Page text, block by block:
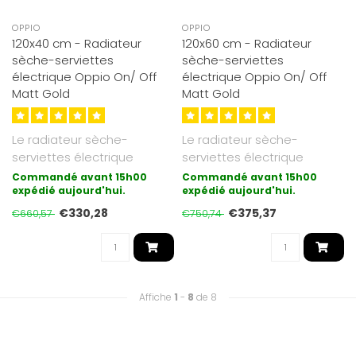
OPPIO
120x40 cm - Radiateur
sèche-serviettes
électrique Oppio On/ Off
Matt Gold
Le radiateur sèche-
serviettes électrique
On/Off d'Oppio est
désormais disponi..
Commandé avant 15h00
expédié aujourd'hui.
€660,57 €330,28
OPPIO
120x60 cm - Radiateur
sèche-serviettes
électrique Oppio On/ Off
Matt Gold
Le radiateur sèche-
serviettes électrique
On/Off d'Oppio est
désormais disponi..
Commandé avant 15h00
expédié aujourd'hui.
€750,74 €375,37
Affiche 1 - 8 de 8